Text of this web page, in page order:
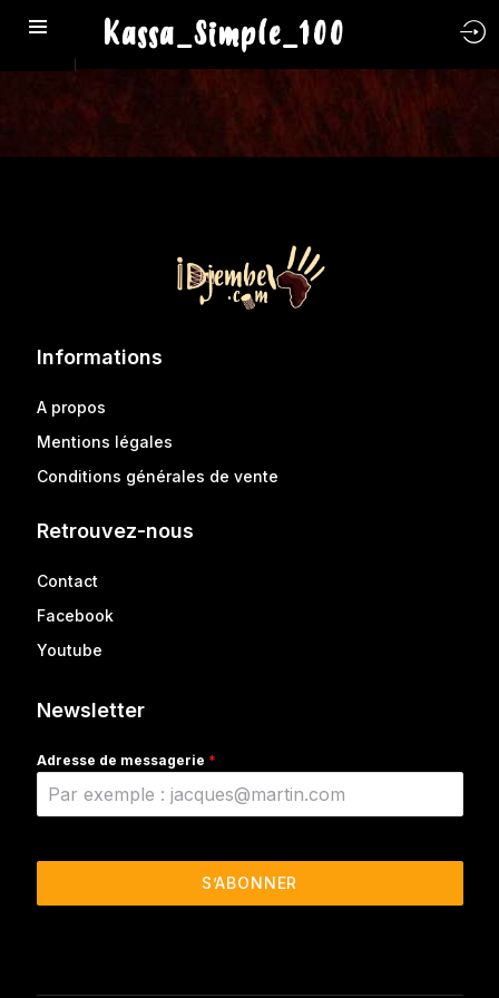
Kassa_Simple_100
Informations
A propos
Mentions légales
Conditions générales de vente
Retrouvez-nous
Contact
Facebook
Youtube
Newsletter
Adresse de messagerie *
S’ABONNER